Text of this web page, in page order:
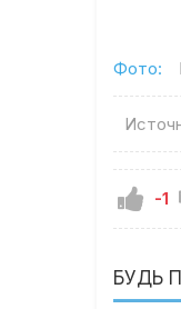
Фото:
-1
БУДЬ